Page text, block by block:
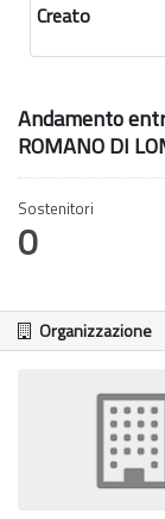
Creato
Andamento
ROMANO DI
Sostenitori
0
Organizzazione